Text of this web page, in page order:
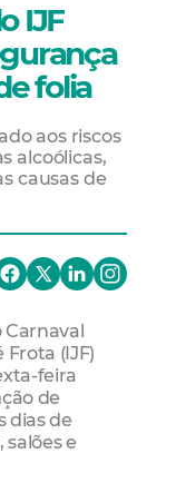
IJF
folia
aos riscos
alcoólicas,
causas de
Carnaval
(IJF)
feira
de
dias de
e